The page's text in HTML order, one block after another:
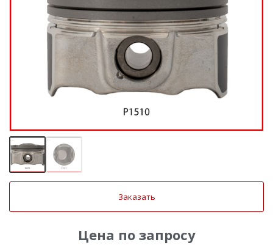
Заказать
Цена по запросу